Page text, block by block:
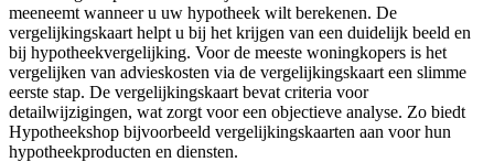
meeneemt wanneer u uw hypotheek wilt berekenen. De
vergelijkingskaart helpt u bij het krijgen van een duidelijk beeld en
bij hypotheekvergelijking. Voor de meeste woningkopers is het
vergelijken van advieskosten via de vergelijkingskaart een slimme
eerste stap. De vergelijkingskaart bevat criteria voor
detailwijzigingen, wat zorgt voor een objectieve analyse. Zo biedt
Hypotheekshop bijvoorbeeld vergelijkingskaarten aan voor hun
hypotheekproducten en diensten.